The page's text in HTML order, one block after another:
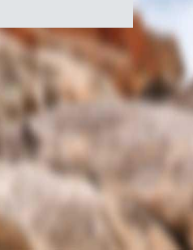
du
Canada